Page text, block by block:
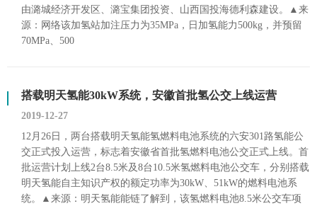
由潞城经济开发区、潞宝集团投资、山西国投海德利森建设。▲来
源：网络该加氢站加注压力为35MPa，日加氢能力500kg，并预留
70MPa、500
搭载明天氢能30kW系统，安徽首批氢公交上线运营
2019-12-27
12月26日，两台搭载明天氢能氢燃料电池系统的六安301路氢能公
交正式投入运营，标志着安徽省首批氢燃料电池公交正式上线。首
批运营计划上线2台8.5米及8台10.5米氢燃料电池公交车，分别搭载
明天氢能自主知识产权的额定功率为30kW、51kW的燃料电池系
统。▲来源：明天氢能能链了解到，该氢燃料电池8.5米公交车项